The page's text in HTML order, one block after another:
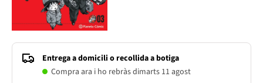
Entrega a domicili o recollida a botiga
Compra ara i ho rebràs dimarts 11 agost